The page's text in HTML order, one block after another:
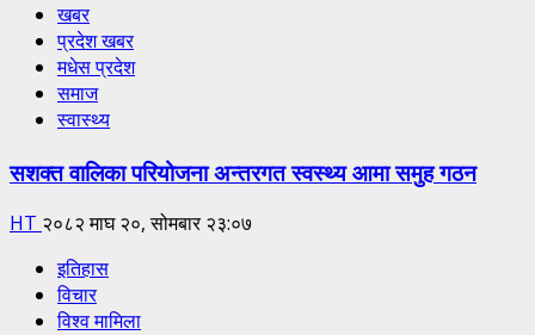
खबर
प्रदेश खबर
मधेस प्रदेश
समाज
स्वास्थ्य
सशक्त वालिका परियोजना अन्तरगत स्वस्थ्य आमा समुह गठन
HT २०८२ माघ २०, सोमबार २३:०७
इतिहास
विचार
विश्व मामिला